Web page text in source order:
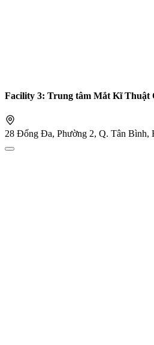
Facility 3: Trung tâm Mắt Kĩ Thuật
28 Đống Đa, Phường 2, Q. Tân Bình,